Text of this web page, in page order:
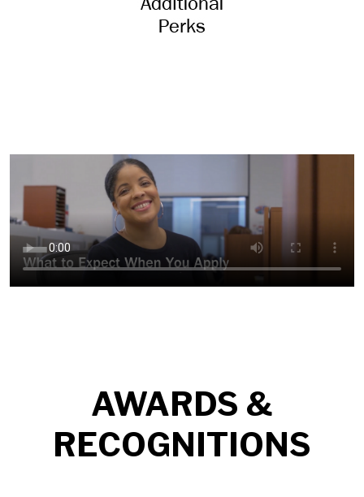
AWARDS &
RECOGNITIONS